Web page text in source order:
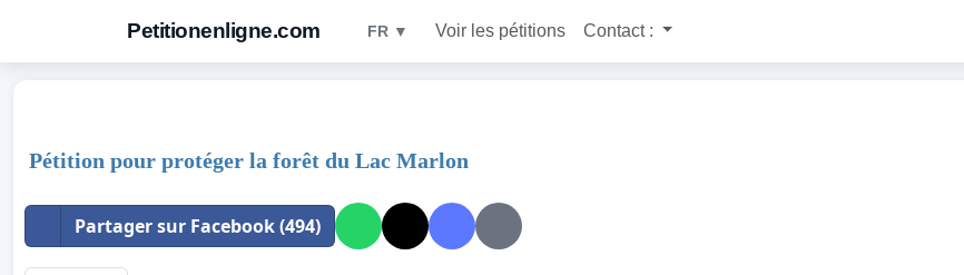
Petitionenligne.com FR ▼ Voir les pétitions Contact :
Pétition pour protéger la forêt du Lac Marlon
Partager sur Facebook (494)